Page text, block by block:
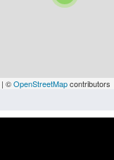
| ©OpenStreetMapcontributors